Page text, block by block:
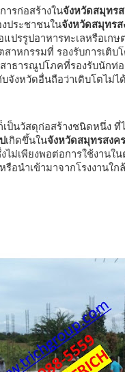
ารก่อสร้างในจังหวัดสมุทร
ประชาชนในจังหวัดสมุทรส
แปรรูปอาหารทะเลหรือเ
สาหกรรมที่ รองรับการเติบ
ธารณูปโภคที่รองรับนักท่อ
บจังหวัดอื่นถือว่าเติบโตไม่ไ
เป็นวัสดุก่อสร้างชนิดหนึ่ง
เกิดขึ้นในจังหวัดสมุทรสงค
ม่เพียงพอต่อการใช้งานใน
อนำเข้ามาจากโรงงานใก